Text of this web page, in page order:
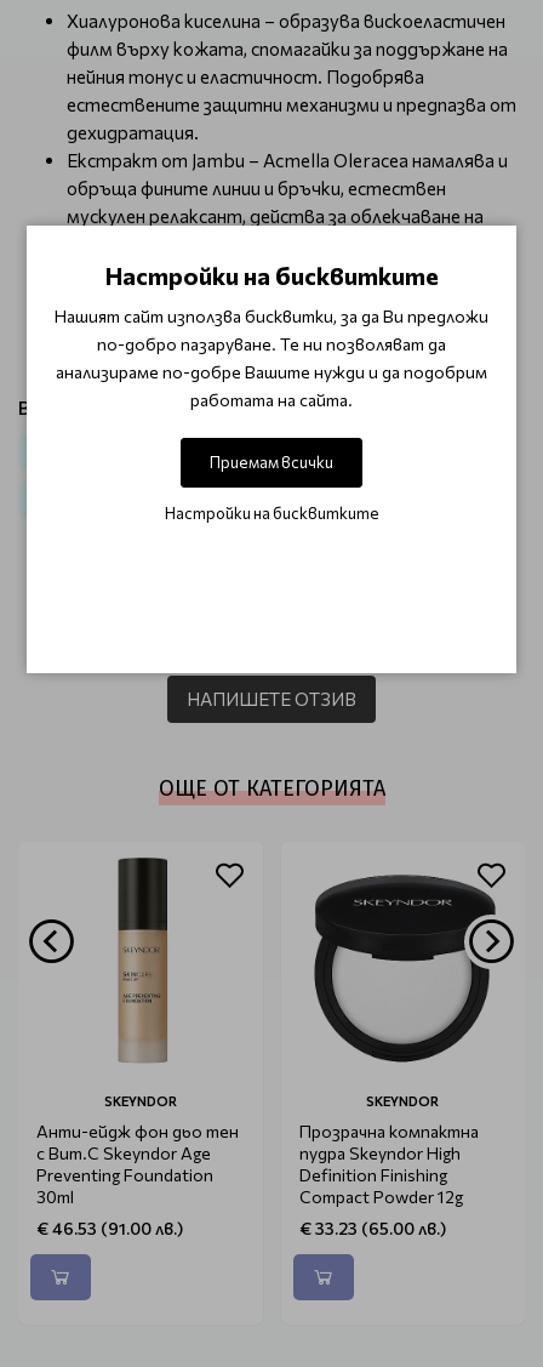
Хиалуронова киселина – образува вискоеластичен
филм върху кожата, спомагайки за поддържане на
нейния тонус и еластичност. Подобрява
естествените защитни механизми и предпазва от
дехидратация.
Екстракт от Jambu – Acmella Oleracea намалява и
обръща фините линии и бръчки, естествен
мускулен релаксант, действа за облекчаване на
които до голяма степен се приписват на
Нанесете продукта върху чиста кожа и
масажирайте до получаване на равномерен цвят.
Виж продукти от категория:
Тониращ крем
НАПИШЕТЕ ОТЗИВ
ОЩЕ ОТ КАТЕГОРИЯТА
SKEYNDOR
Анти-ейдж фон дьо тен
с Вит.С Skeyndor Age
Preventing Foundation
30ml
€ 46.53 (91.00 лв.)
SKEYNDOR
Прозрачна компактна
пудра Skeyndor High
Definition Finishing
Compact Powder 12g
€ 33.23 (65.00 лв.)
Настройки на бисквитките
Нашият сайт използва бисквитки, за да Ви предложи
по-добро пазаруване. Те ни позволяват да
анализираме по-добре Вашите нужди и да подобрим
работата на сайта.
Приемам всички
Настройки на бисквитките